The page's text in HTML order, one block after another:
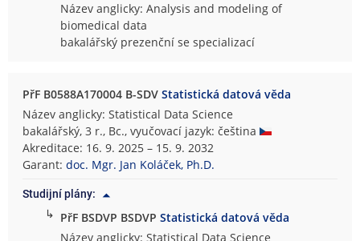
Název anglicky: Analysis and modeling of
biomedical data
bakalářský prezenční se specializací
PřF B0588A170004 B-SDVStatistická datová věda
Název anglicky: Statistical Data Science
bakalářský, 3 r., Bc., vyučovací jazyk: čeština
Akreditace: 16. 9. 2025 – 15. 9. 2032
Garant:doc. Mgr. Jan Koláček, Ph.D.
Studijní plány:
↳ PřF BSDVP BSDVPStatistická datová věda
Název anglicky: Statistical Data Science